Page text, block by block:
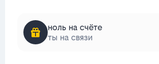
ноль на счёте
ты на связи